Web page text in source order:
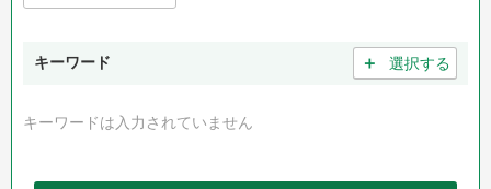
キーワード ＋ 選択する
キーワードは入力されていません